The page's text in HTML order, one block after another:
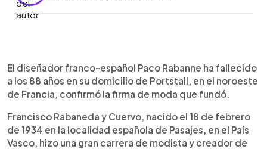
► Escuchar artículo
El diseñador franco-español Paco Rabanne ha fallecido
a los 88 años en su domicilio de Portstall, en el noroeste
de Francia, confirmó la firma de moda que fundó.
Francisco Rabaneda y Cuervo, nacido el 18 de febrero
de 1934 en la localidad española de Pasajes, en el País
Vasco, hizo una gran carrera de modista y creador de